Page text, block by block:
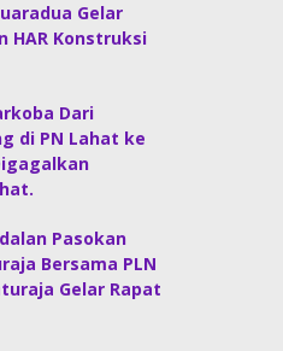
Gelar
HAR Konstruksi
Dari
di PN Lahat ke
Pasokan
Bersama PLN
Gelar Rapat